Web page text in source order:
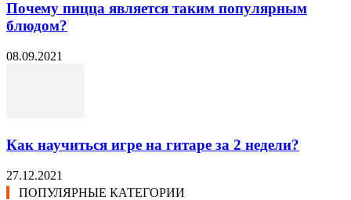
Почему пицца является таким популярным
блюдом?
08.09.2021
Как научиться игре на гитаре за 2 недели?
27.12.2021
ПОПУЛЯРНЫЕ КАТЕГОРИИ